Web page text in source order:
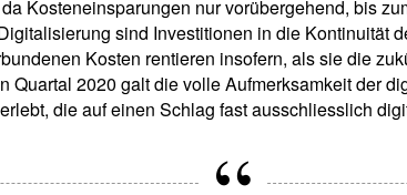
Kosteneinsparungen nur vorübergehend, bis
sind Investitionen in die Kontinuität
Kosten rentieren insofern, als sie die
Quartal 2020 galt die volle Aufmerksamkeit der
die auf einen Schlag fast ausschliesslich